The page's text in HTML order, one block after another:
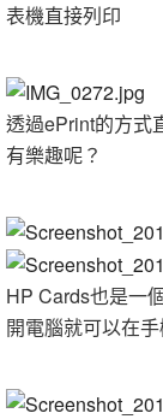
表機直接列印
透過ePrint的方式
有樂趣呢？
HP Cards也是一
開電腦就可以在